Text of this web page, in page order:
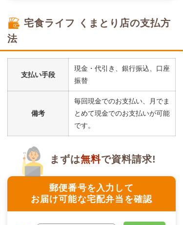
宅食ライフ くまとり店の支払方
法
支払い手段
現金・代引き、銀行振込、口座
振替
備考
毎回現金でのお支払い、月でま
とめて現金でのお支払いが可能
です。
郵便番号を入力して
お届け可能な宅配弁当を確認
まずは無料で資料請求!